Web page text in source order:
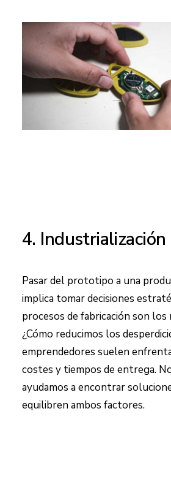
4. Industrialización
Pasar del prototipo a una
implica tomar decisiones
procesos de fabricación son los
¿Cómo reducimos los
emprendedores suelen
costes y tiempos de entrega.
ayudamos a encontrar
equilibren ambos factores.